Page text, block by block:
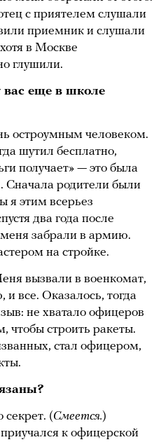
с приятелем слушали
приемник и слушали
в Москве
глушили.
вас еще в школе
остроумным человеком.
шутил бесплатно,
получает» — это была
Сначала родители были
я этим всерьез
два года после
забрали в армию.
на стройке.
вызвали в военкомат,
все. Оказалось, тогда
не хватало офицеров
чтобы строить ракеты.
стал офицером,
секрет. (Смеется.)
к офицерской